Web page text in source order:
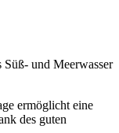
und Meerwasser
ermöglicht eine
des guten